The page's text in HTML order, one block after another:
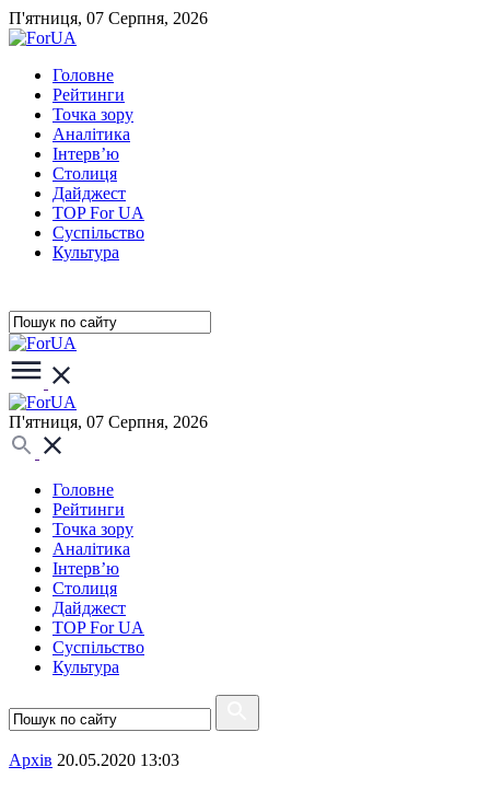
П'ятниця, 07 Серпня, 2026
Головне
Рейтинги
Точка зору
Аналітика
Інтерв’ю
Столиця
Дайджест
TOP For UA
Суспiльство
Культура
П'ятниця, 07 Серпня, 2026
Головне
Рейтинги
Точка зору
Аналітика
Інтерв’ю
Столиця
Дайджест
TOP For UA
Суспiльство
Культура
Архiв 20.05.2020 13:03